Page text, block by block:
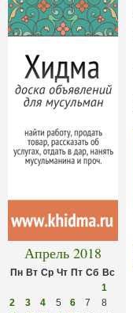
Апрель 2018
Пн Вт Ср Чт Пт Сб Вс
1
2
3 4 5 6 7
8